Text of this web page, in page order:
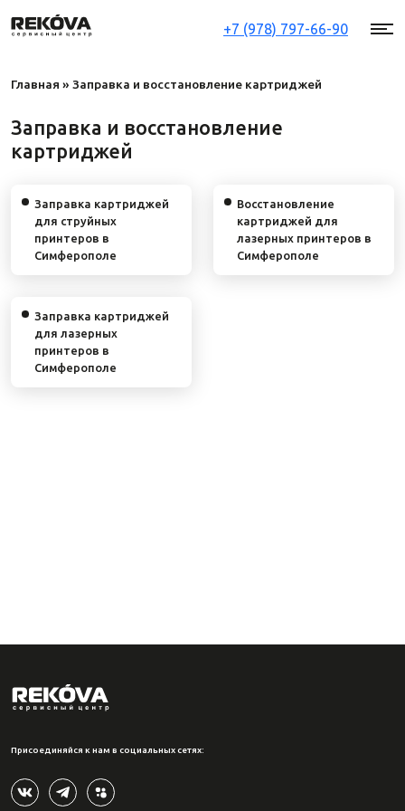
+7 (978) 797-66-90
Главная » Заправка и восстановление картриджей
Заправка и восстановление
картриджей
Заправка картриджей
для струйных
принтеров в
Симферополе
Восстановление
картриджей для
лазерных принтеров в
Симферополе
Заправка картриджей
для лазерных
принтеров в
Симферополе
Присоединяйся к нам в социальных сетях: